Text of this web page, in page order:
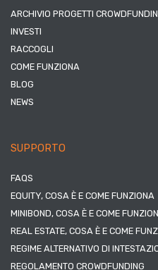
ARCHIVIO PROGETTI
INVESTI
RACCOGLI
COME FUNZIONA
BLOG
NEWS
SUPPORTO
FAQS
EQUITY, COSA È E COME FUNZIONA
MINIBOND, COSA È E COME
REAL ESTATE, COSA È E COME
REGIME ALTERNATIVO DI
REGOLAMENTO CROWDFUNDING